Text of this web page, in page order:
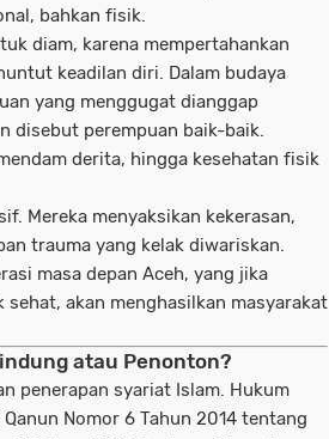
bahkan fisik.
diam, karena mempertahankan
keadilan diri. Dalam budaya
yang menggugat dianggap
disebut perempuan baik-baik.
derita, hingga kesehatan fisik
Mereka menyaksikan kekerasan,
trauma yang kelak diwariskan.
masa depan Aceh, yang jika
akan menghasilkan masyarakat
atau Penonton?
penerapan syariat Islam. Hukum
Nomor 6 Tahun 2014 tentang